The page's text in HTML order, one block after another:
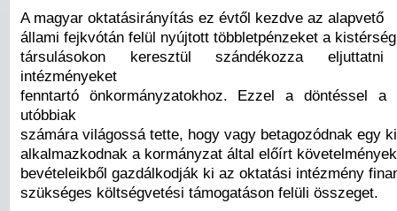
A magyar oktatásirányítás ez évtől kezdve az alapvető
állami fejkvótán felül nyújtott többletpénzeket a
társulásokon keresztül szándékozza
intézményeket
fenntartó önkormányzatokhoz. Ezzel a döntéssel a
utóbbiak
számára világossá tette, hogy vagy betagozódnak egy
alkalmazkodnak a kormányzat által előírt
bevételeikből gazdálkodják ki az oktatási intézmény
szükséges költségvetési támogatáson felüli összeget.